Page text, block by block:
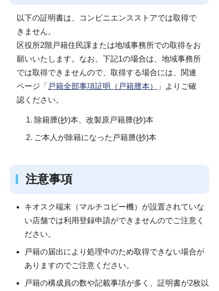
以下の証明書は、コンビニエンスストアでは取得で
きません。
区役所2階戸籍住民課または地域事務所での取得をお
願いいたします。なお、下記1の場合は、地域事務所
では取得できませんので、取得する場合には、関連
ページ「 戸籍全部事項証明（戸籍謄本）
」よりご確
認ください。
除籍謄(抄)本、改製原戸籍謄(抄)本
ご本人が除籍になった戸籍謄(抄)本
注意事項
キオスク端末（マルチコピー機）が設置されていな
い店舗では利用登録申請ができませんのでご注意く
ださい。
戸籍の届出により処理中のため取得できない場合が
ありますのでご注意ください。
戸籍の構成員の数や記載事項が多く、証明書が2枚以